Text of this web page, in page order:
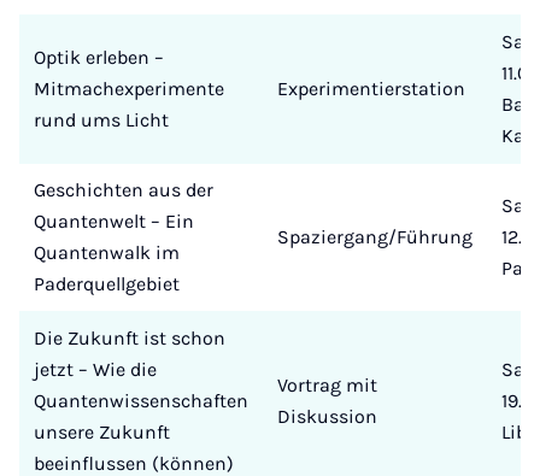
Optik erleben –
Mitmachexperimente
rund ums Licht
Experimentierstation
Sa.,
Geschichten aus der
Quantenwelt – Ein
Quantenwalk im
Paderquellgebiet
Spaziergang/Führung
Sa.,
Die Zukunft ist schon
jetzt – Wie die
Quantenwissenschaften
unsere Zukunft
beeinflussen (können)
Vortrag mit
Diskussion
Sa.,